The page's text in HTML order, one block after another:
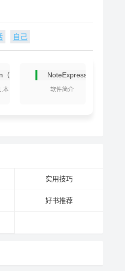
自己
（加速！永无止境）2.1.77 （ BDpan
本
软件简介
实用技巧
好书推荐